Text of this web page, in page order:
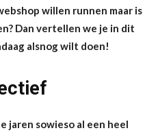
willen runnen maar is
Dan vertellen we je in dit
alsnog wilt doen!
jaren sowieso al een heel